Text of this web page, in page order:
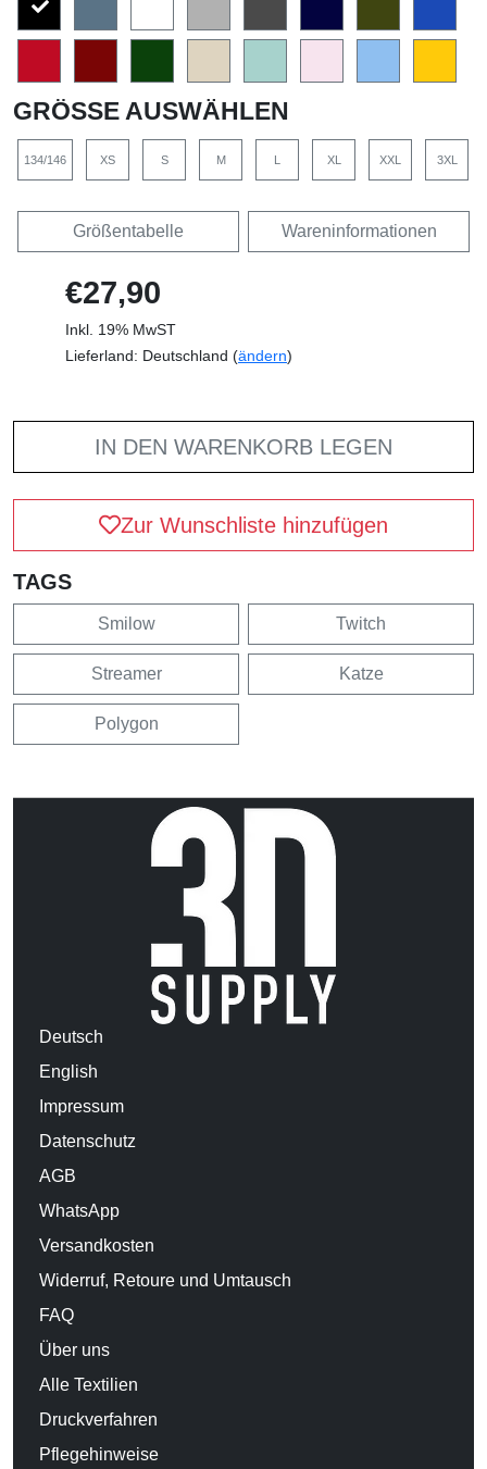
GRÖSSE AUSWÄHLEN
134/146 XS S M XL XXL 3XL
Größentabelle Wareninformationen
€27,90
Inkl. 19% MwST
Lieferland: Deutschland (ändern)
IN DEN WARENKORB LEGEN
Zur Wunschliste hinzufügen
TAGS
Smilow Twitch
Streamer Katze
Polygon
Deutsch
English
Impressum
Datenschutz
AGB
WhatsApp
Versandkosten
Widerruf, Retoure und Umtausch
FAQ
Über uns
Alle Textilien
Druckverfahren
Pflegehinweise